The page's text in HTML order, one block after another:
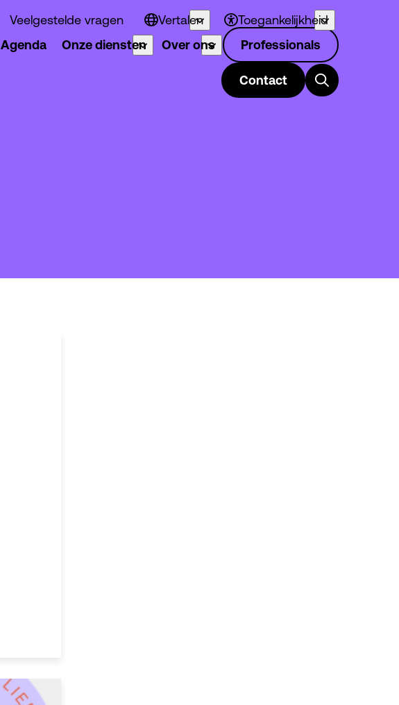
Veelgestelde vragen Vertalen
Toegankelijkheid
Agenda Onze diensten Over ons Professionals
Contact